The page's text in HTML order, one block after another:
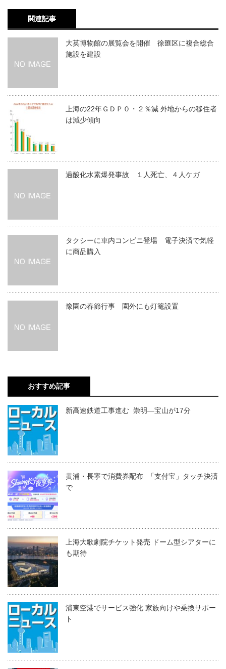
関連記事
大英博物館の展覧会を開催 徐匯区に複合総合
施設を建設
上海の22年ＧＤＰ０・２％減 外地からの移住者
は減少傾向
過酸化水素爆発事故 １人死亡、４人ケガ
タクシーに車内コンビニ登場 電子決済で気軽
に商品購入
豫園の春節行事 園外にも灯篭設置
おすすめ記事
新高速鉄道工事進む 崇明―宝山が17分
黄浦・長寧で消費券配布 「支付宝」タッチ決済
で
上海大歌劇院チケット発売 ドーム型シアターに
も期待
浦東空港でサービス強化 家族向けや乗換サポー
ト